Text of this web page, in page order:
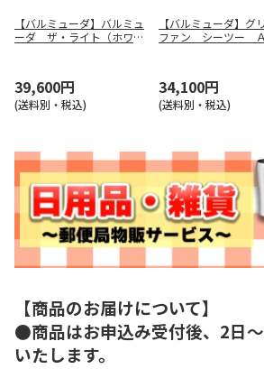
【バルミューダ】バルミュ
ーダ ザ・ライト（ホワイ
39,600円
(送料別・税込)
【バルミューダ】グ
ファン シーツー
34,100円
(送料別・税込)
【商品のお届けについて】
●商品はお申込み受付後、2日
いたします。